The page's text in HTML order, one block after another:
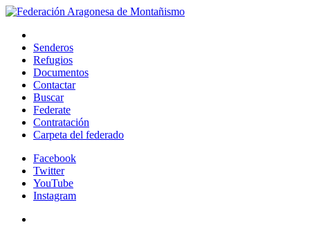
Senderos
Refugios
Documentos
Contactar
Buscar
Federate
Contratación
Carpeta del federado
Facebook
Twitter
YouTube
Instagram